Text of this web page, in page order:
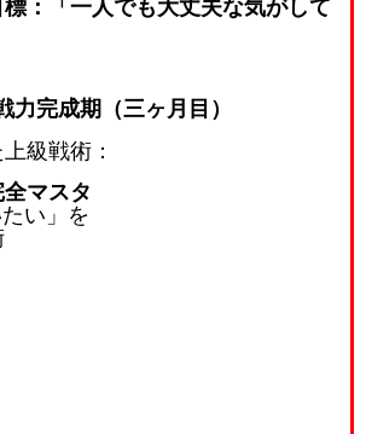
：「一人でも大丈夫な気がして
力完成期（三ヶ月目）
級戦術：
マスタ
い」を